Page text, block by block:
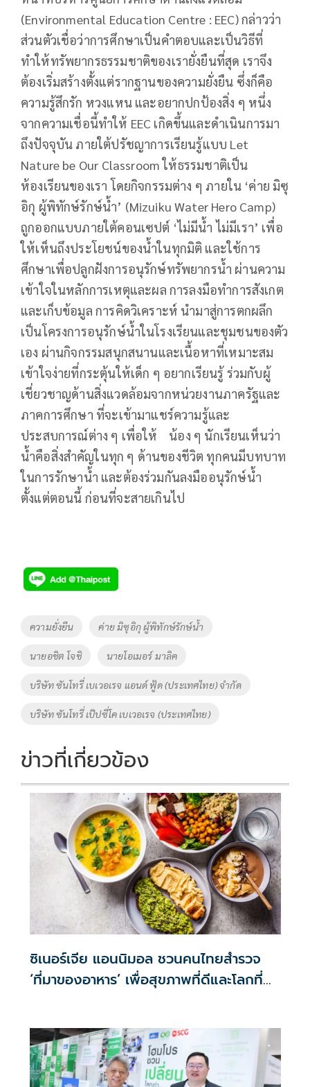
(Environmental Education Centre : EEC) กล่าวว่า
ส่วนตัวเชื่อว่าการศึกษาเป็นคำตอบและเป็นวิธีที่
ทำให้ทรัพยากรธรรมชาติของเรายั่งยืนที่สุด เราจึง
ต้องเริ่มสร้างตั้งแต่รากฐานของความยั่งยืน ซึ่งก็คือ
ความรู้สึกรัก หวงแหน และอยากปกป้องสิ่ง ๆ หนึ่ง
จากความเชื่อนี้ทำให้ EEC เกิดขึ้นและดำเนินการมา
ถึงปัจจุบัน ภายใต้ปรัชญาการเรียนรู้แบบ Let
Nature be Our Classroom ให้ธรรมชาติเป็น
ห้องเรียนของเรา โดยกิจกรรมต่าง ๆ ภายใน ‘ค่าย มิซุ
อิกุ ผู้พิทักษ์รักษ์น้ำ’ (Mizuiku Water Hero Camp)
ถูกออกแบบภายใต้คอนเซปต์ ‘ไม่มีน้ำ ไม่มีเรา’ เพื่อ
ให้เห็นถึงประโยชน์ของน้ำในทุกมิติ และใช้การ
ศึกษาเพื่อปลูกฝังการอนุรักษ์ทรัพยากรน้ำ ผ่านความ
เข้าใจในหลักการเหตุและผล การลงมือทำการสังเกต
และเก็บข้อมูล การคิดวิเคราะห์ นำมาสู่การตกผลึก
เป็นโครงการอนุรักษ์น้ำในโรงเรียนและชุมชนของตัว
เอง ผ่านกิจกรรมสนุกสนานและเนื้อหาที่เหมาะสม
เข้าใจง่ายที่กระตุ้นให้เด็ก ๆ อยากเรียนรู้ ร่วมกับผู้
เชี่ยวชาญด้านสิ่งแวดล้อมจากหน่วยงานภาครัฐและ
ภาคการศึกษา ที่จะเข้ามาแชร์ความรู้และ
ประสบการณ์ต่าง ๆ เพื่อให้ น้อง ๆ นักเรียนเห็นว่า
น้ำคือสิ่งสำคัญในทุก ๆ ด้านของชีวิต ทุกคนมีบทบาท
ในการรักษาน้ำ และต้องร่วมกันลงมืออนุรักษ์น้ำ
ตั้งแต่ตอนนี้ ก่อนที่จะสายเกินไป
Tags
ความยั่งยืน ค่าย มิซุอิกุ ผู้พิทักษ์รักษ์น้ำ
นายอชิต โจชิ นายโอเมอร์ มาลิค
บริษัท ซันโทรี่ เบเวอเรจ แอนด์ ฟู้ด (ประเทศไทย) จำกัด
บริษัท ซันโทรี่ เป๊ปซี่โค เบเวอเรจ (ประเทศไทย)
ข่าวที่เกี่ยวข้อง
ซิเนอร์เจีย แอนนิมอล ชวนคนไทยสำรวจ
‘ที่มาของอาหาร’ เพื่อสุขภาพที่ดีและโลกที่